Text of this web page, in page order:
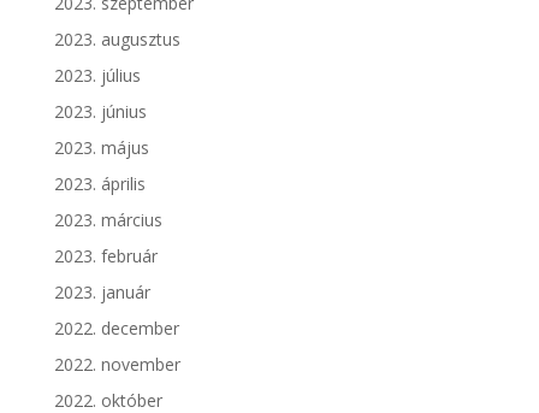
2023. augusztus
2023. július
2023. június
2023. május
2023. április
2023. március
2023. február
2023. január
2022. december
2022. november
2022. október